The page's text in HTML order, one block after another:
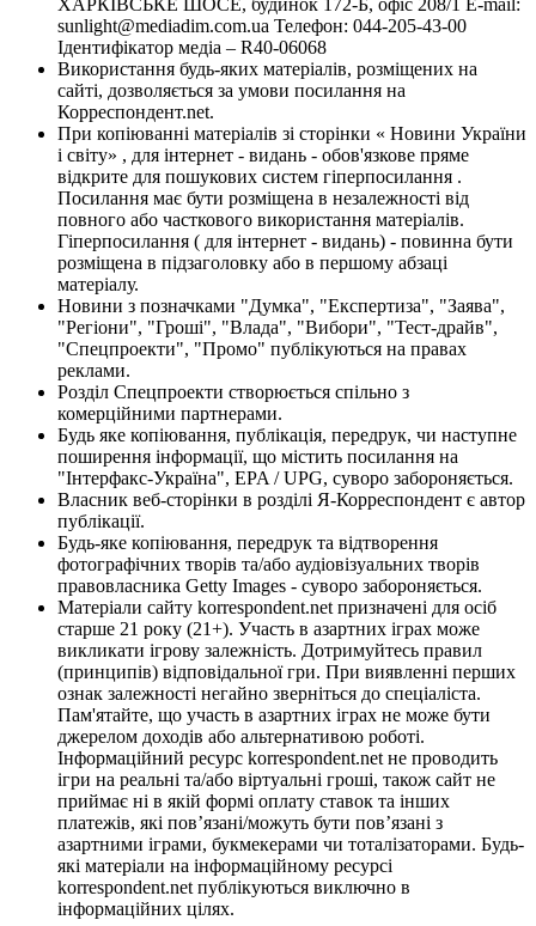
sunlight@mediadim.com.ua Телефон: 044-205-43-00
Ідентифікатор медіа – R40-06068
Використання будь-яких матеріалів, розміщених на
сайті, дозволяється за умови посилання на
Корреспондент.net.
При копіюванні матеріалів зі сторінки « Новини України
і світу» , для інтернет - видань - обов'язкове пряме
відкрите для пошукових систем гіперпосилання .
Посилання має бути розміщена в незалежності від
повного або часткового використання матеріалів.
Гіперпосилання ( для інтернет - видань) - повинна бути
розміщена в підзаголовку або в першому абзаці
матеріалу.
Новини з позначками "Думка", "Експертиза", "Заява",
"Регіони", "Гроші", "Влада", "Вибори", "Тест-драйв",
"Спецпроекти", "Промо" публікуються на правах
реклами.
Розділ Спецпроекти створюється спільно з
комерційними партнерами.
Будь яке копіювання, публікація, передрук, чи наступне
поширення інформації, що містить посилання на
"Інтерфакс-Україна", EPA / UPG, суворо забороняється.
Власник веб-сторінки в розділі Я-Корреспондент є автор
публікації.
Будь-яке копіювання, передрук та відтворення
фотографічних творів та/або аудіовізуальних творів
правовласника Getty Images - суворо забороняється.
Матеріали сайту korrespondent.net призначені для осіб
старше 21 року (21+). Участь в азартних іграх може
викликати ігрову залежність. Дотримуйтесь правил
(принципів) відповідальної гри. При виявленні перших
ознак залежності негайно зверніться до спеціаліста.
Пам'ятайте, що участь в азартних іграх не може бути
джерелом доходів або альтернативою роботі.
Інформаційний ресурс korrespondent.net не проводить
ігри на реальні та/або віртуальні гроші, також сайт не
приймає ні в якій формі оплату ставок та інших
платежів, які пов’язані/можуть бути пов’язані з
азартними іграми, букмекерами чи тоталізаторами. Будь-
які матеріали на інформаційному ресурсі
korrespondent.net публікуються виключно в
інформаційних цілях.